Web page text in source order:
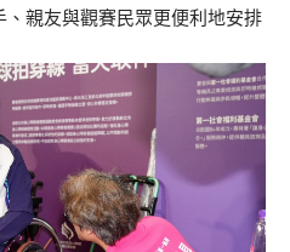
親友與觀賽民眾更便利地安排